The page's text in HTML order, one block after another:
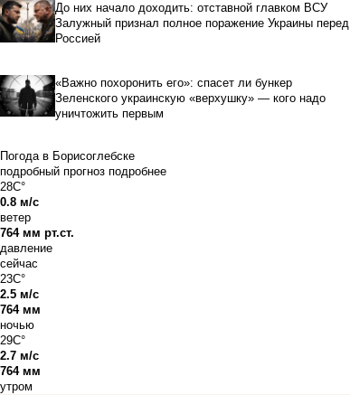
До них начало доходить: отставной главком ВСУ
Залужный признал полное поражение Украины перед
Россией
«Важно похоронить его»: спасет ли бункер
Зеленского украинскую «верхушку» — кого надо
уничтожить первым
Погода в Борисоглебске
подробный прогноз подробнее
28C°
0.8 м/с
ветер
764 мм рт.ст.
давление
сейчас
23C°
2.5 м/с
764 мм
ночью
29C°
2.7 м/с
764 мм
утром